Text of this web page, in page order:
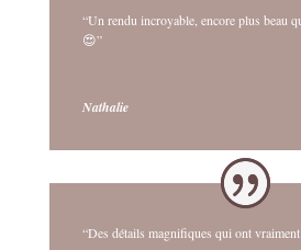
“Un rendu incroyable, encore plus beau
😍”
Nathalie
“Des détails magnifiques qui ont